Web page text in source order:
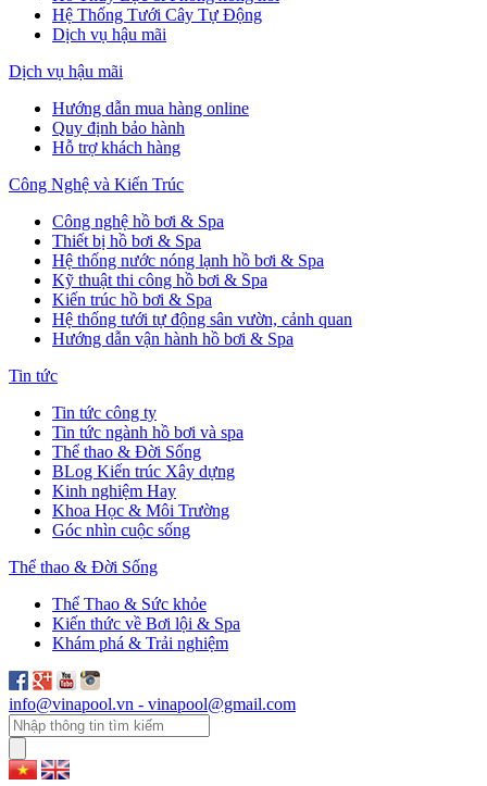
Hệ Thống Tưới Cây Tự Động
Dịch vụ hậu mãi
Dịch vụ hậu mãi
Hướng dẫn mua hàng online
Quy định bảo hành
Hỗ trợ khách hàng
Công Nghệ và Kiến Trúc
Công nghệ hồ bơi & Spa
Thiết bị hồ bơi & Spa
Hệ thống nước nóng lạnh hồ bơi & Spa
Kỹ thuật thi công hồ bơi & Spa
Kiến trúc hồ bơi & Spa
Hệ thống tưới tự động sân vườn, cảnh quan
Hướng dẫn vận hành hồ bơi & Spa
Tin tức
Tin tức công ty
Tin tức ngành hồ bơi và spa
Thể thao & Đời Sống
BLog Kiến trúc Xây dựng
Kinh nghiệm Hay
Khoa Học & Môi Trường
Góc nhìn cuộc sống
Thể thao & Đời Sống
Thể Thao & Sức khỏe
Kiến thức về Bơi lội & Spa
Khám phá & Trải nghiệm
info@vinapool.vn - vinapool@gmail.com